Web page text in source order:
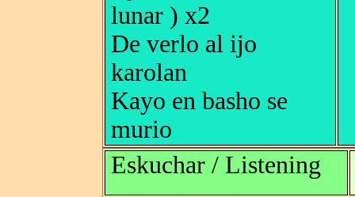
lunar ) x2
De verlo al ijo
karolan
Kayo en basho se
murio
Eskuchar / Listening